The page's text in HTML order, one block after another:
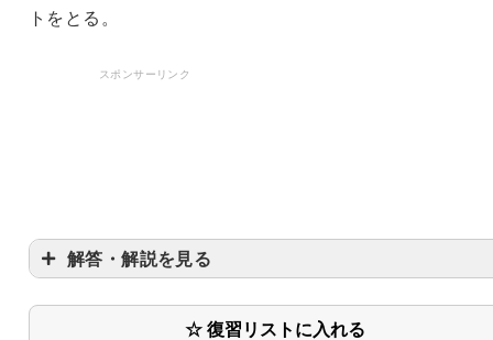
トをとる。
スポンサーリンク
解答・解説を見る
〇
☆ 復習リストに入れる